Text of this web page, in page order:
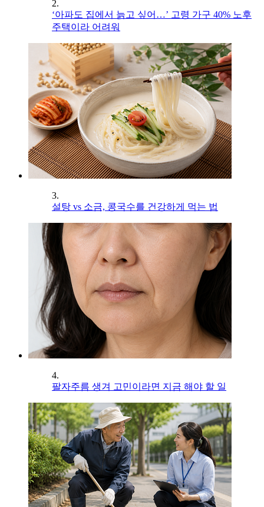
2.
‘아파도 집에서 늙고 싶어…’ 고령 가구 40% 노후
주택이라 어려워
3.
설탕 vs 소금, 콩국수를 건강하게 먹는 법
4.
팔자주름 생겨 고민이라면 지금 해야 할 일